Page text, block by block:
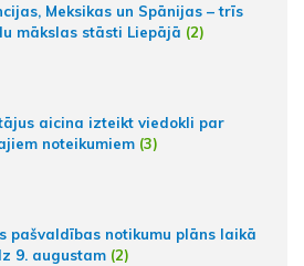
Meksikas un Spānijas – trīs
mākslas stāsti Liepājā (2)
aicina izteikt viedokli par
noteikumiem (3)
pašvaldības notikumu plāns laikā
9. augustam (2)